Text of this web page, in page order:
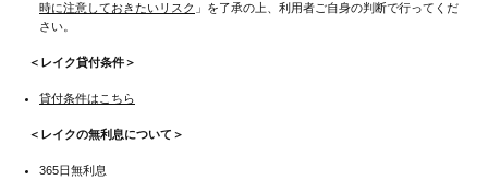
時に注意しておきたいリスク 」を了承の上、利用者ご自身の判断で行ってくだ
さい。
＜レイク貸付条件＞
貸付条件はこちら
＜レイクの無利息について＞
365日無利息